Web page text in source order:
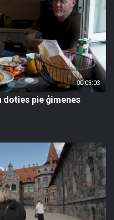
00:03:03
doties pie ģimenes